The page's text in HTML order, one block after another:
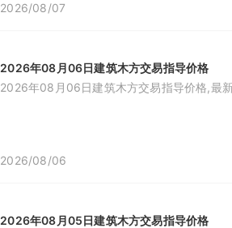
2026/08/07
2026年08月06日建筑木方交易指导价格
2026年08月06日建筑木方交易指导价格,最
2026/08/06
2026年08月05日建筑木方交易指导价格